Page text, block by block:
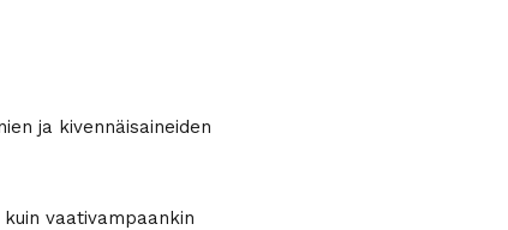
ja kivennäisaineiden
vaativampaankin